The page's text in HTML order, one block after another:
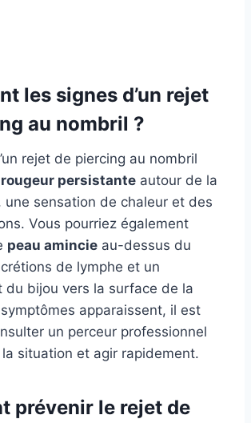
les signes d’un rejet
au nombril ?
rejet de piercing au nombril
rougeur persistante autour de la
une sensation de chaleur et des
Vous pourriez également
peau amincie au-dessus du
de lymphe et un
du bijou vers la surface de la
apparaissent, il est
un perceur professionnel
situation et agir rapidement.
prévenir le rejet de